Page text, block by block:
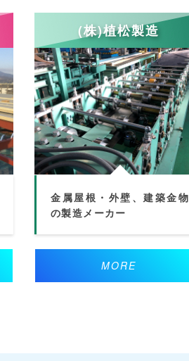
(株)植松製造
金属屋根・外壁、建築金物
の製造メーカー
MORE